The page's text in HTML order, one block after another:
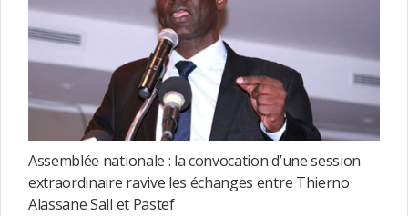
Assemblée nationale : la convocation d’une session
extraordinaire ravive les échanges entre Thierno
Alassane Sall et Pastef